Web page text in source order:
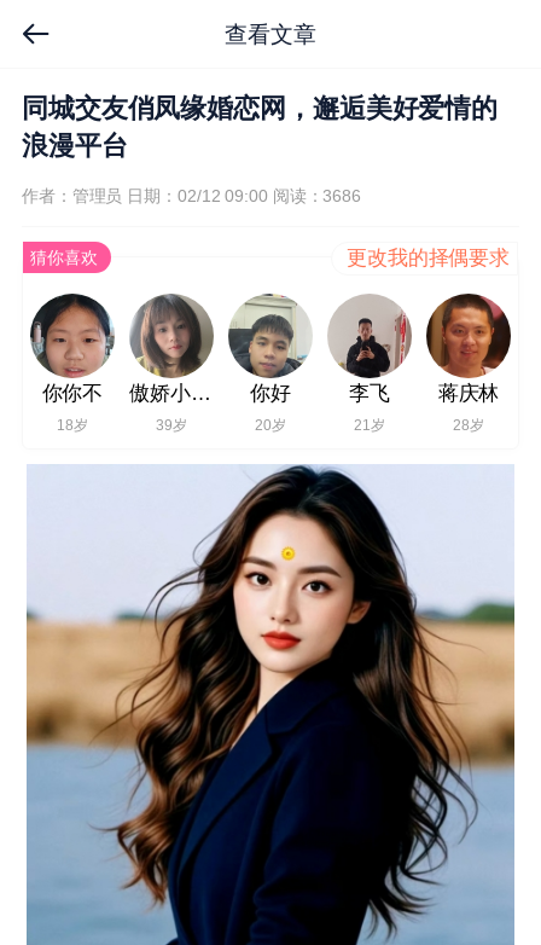
查看文章
同城交友俏凤缘婚恋网，邂逅美好爱情的
浪漫平台
作者：管理员 日期：02/12 09:00 阅读：3686
猜你喜欢 更改我的择偶要求
你你不
18岁
傲娇小祖宗
39岁
你好
20岁
李飞
21岁
蒋庆林
28岁